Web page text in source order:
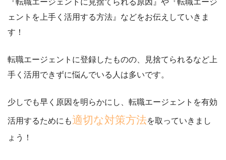
『転職エージェントに見捨てられる原因』や『転職エージ
ェントを上手く活用する方法』 などをお伝えしていきま
す！
転職エージェントに登録したものの、見捨てられるなど上
手く活用できずに悩んでいる人は多いです。
少しでも早く原因を明らかにし、転職エージェントを有効
活用するためにも適切な対策方法を取っていきまし
ょう！